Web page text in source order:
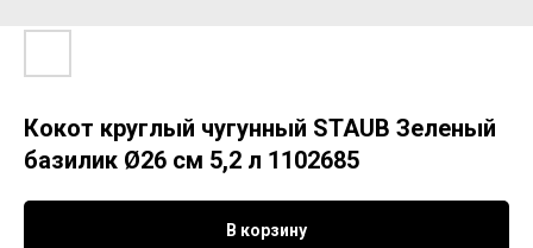
Кокот круглый чугунный STAUB Зеленый
базилик Ø26 см 5,2 л 1102685
В корзину